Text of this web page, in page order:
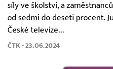
síly ve školství, a
od sedmi do deseti procent.
České televize...
ČTK - 23.06.2024